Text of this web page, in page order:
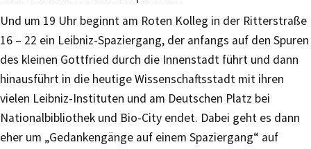
Und um 19 Uhr beginnt am Roten Kolleg in der Ritterstraße
16 – 22 ein Leibniz-Spaziergang, der anfangs auf den Spuren
des kleinen Gottfried durch die Innenstadt führt und dann
hinausführt in die heutige Wissenschaftsstadt mit ihren
vielen Leibniz-Instituten und am Deutschen Platz bei
Nationalbibliothek und Bio-City endet. Dabei geht es dann
eher um „Gedankengänge auf einem Spaziergang“ auf